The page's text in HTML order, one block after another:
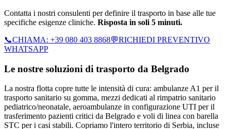
Contatta i nostri consulenti per definire il trasporto in base alle tue
specifiche esigenze cliniche. Risposta in soli 5 minuti.
📞CHIAMA: +39 080 403 8868💬RICHIEDI PREVENTIVO
WHATSAPP
Le nostre soluzioni di trasporto da Belgrado
La nostra flotta copre tutte le intensità di cura: ambulanze A1 per il
trasporto sanitario su gomma, mezzi dedicati al rimpatrio sanitario
pediatrico/neonatale, aeroambulanze in configurazione UTI per il
trasferimento pazienti critici da Belgrado e voli di linea con barella
STC per i casi stabili. Copriamo l'intero territorio di Serbia, incluse